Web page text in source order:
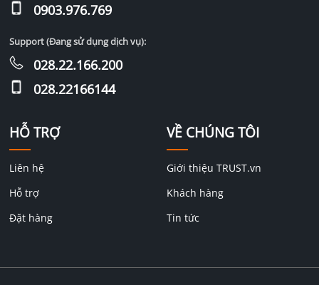
HỖ TRỢ
Liên hệ
Hỗ trợ
Đặt hàng
VỀ CHÚNG TÔI
Giới thiệu TRUST.vn
Khách hàng
Tin tức
0903.976.769
Support (Đang sử dụng dịch vụ):
028.22.166.200
028.22166144